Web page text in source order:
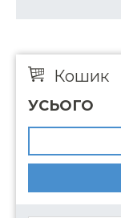
Кошик
УСЬОГО